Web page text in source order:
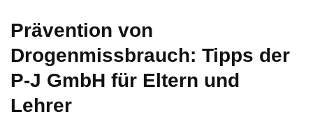
Prävention von
Drogenmissbrauch: Tipps der
P-J GmbH für Eltern und
Lehrer